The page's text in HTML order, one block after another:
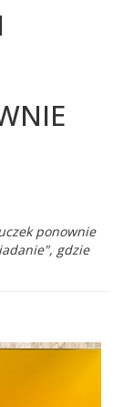
ponownie
gdzie